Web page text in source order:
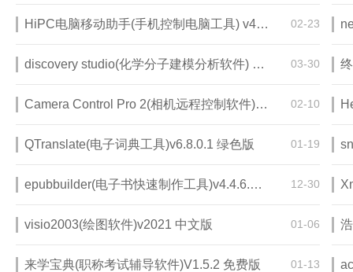
HiPC电脑移动助手(手机控制电脑工具) v4.8.6.221免费版 02-23
discovery studio(化学分子建模分析软件) v4.5 破解版 03-30
Camera Control Pro 2(相机远程控制软件)v2.32.0 破解版 02-10
QTranslate(电子词典工具)v6.8.0.1 绿色版 01-19
epubbuilder(电子书快速制作工具)v4.4.6.18 免费版 12-30
visio2003(绘图软件)v2021 中文版 01-06
来学宝典(职称考试辅导软件)V1.5.2 免费版 01-13